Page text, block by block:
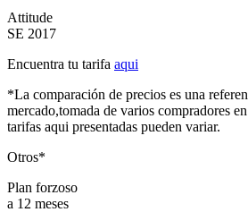
Attitude
SE 2017
Encuentra tu tarifa aqui
*La comparación de precios es una
mercado,tomada de varios compradores
tarifas aqui presentadas pueden variar.
Otros*
Plan forzoso
a 12 meses